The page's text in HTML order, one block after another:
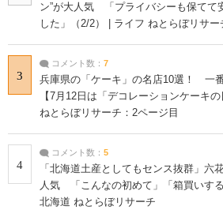
ン”が大人気 「プライバシーも保てて
した」（2/2） | ライフ ねとらぼリサー
3
コメント数： 7
兵庫県の「ケーキ」の名店10選！ 一
【7月12日は「デコレーションケーキ
ねとらぼリサーチ：2ページ目
4
コメント数： 5
「北海道土産としてもセンス抜群」六
人気 「こんなの初めて」「箱買いす
北海道 ねとらぼリサーチ